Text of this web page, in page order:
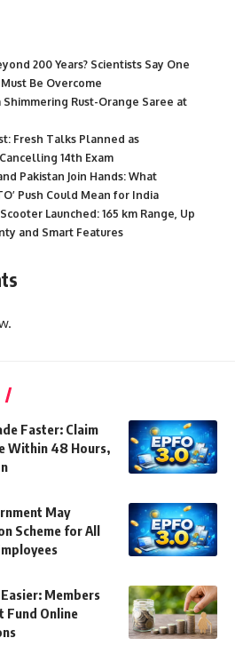
200 Years? Scientists Say One
Be Overcome
Shimmering Rust-Orange Saree at
Fresh Talks Planned as
14th Exam
Pakistan Join Hands: What
Push Could Mean for India
Launched: 165 km Range, Up
and Smart Features
Faster: Claim
Within 48 Hours,
May
Scheme for All
Members
Fund Online